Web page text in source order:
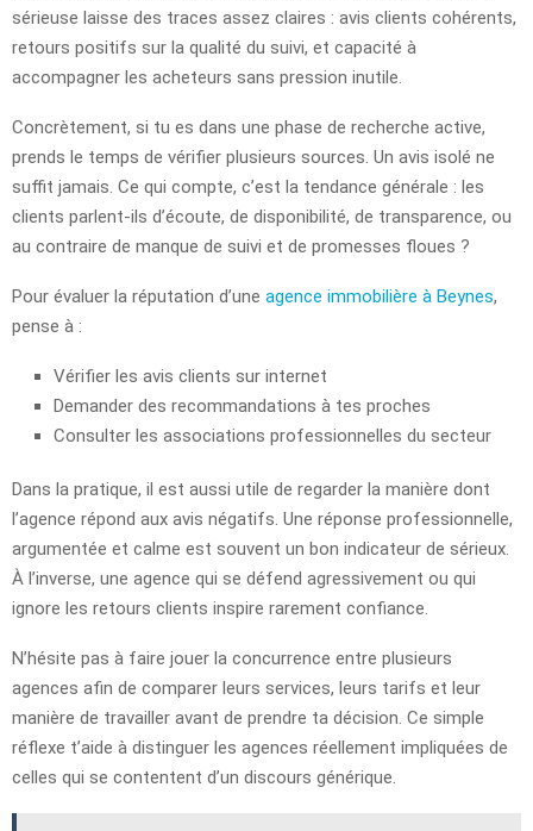
sérieuse laisse des traces assez claires : avis clients cohérents,
retours positifs sur la qualité du suivi, et capacité à
accompagner les acheteurs sans pression inutile.
Concrètement, si tu es dans une phase de recherche active,
prends le temps de vérifier plusieurs sources. Un avis isolé ne
suffit jamais. Ce qui compte, c’est la tendance générale : les
clients parlent-ils d’écoute, de disponibilité, de transparence, ou
au contraire de manque de suivi et de promesses floues ?
Pour évaluer la réputation d’une agence immobilière à Beynes,
pense à :
Vérifier les avis clients sur internet
Demander des recommandations à tes proches
Consulter les associations professionnelles du secteur
Dans la pratique, il est aussi utile de regarder la manière dont
l’agence répond aux avis négatifs. Une réponse professionnelle,
argumentée et calme est souvent un bon indicateur de sérieux.
À l’inverse, une agence qui se défend agressivement ou qui
ignore les retours clients inspire rarement confiance.
N’hésite pas à faire jouer la concurrence entre plusieurs
agences afin de comparer leurs services, leurs tarifs et leur
manière de travailler avant de prendre ta décision. Ce simple
réflexe t’aide à distinguer les agences réellement impliquées de
celles qui se contentent d’un discours générique.